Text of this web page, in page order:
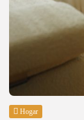
Hogar